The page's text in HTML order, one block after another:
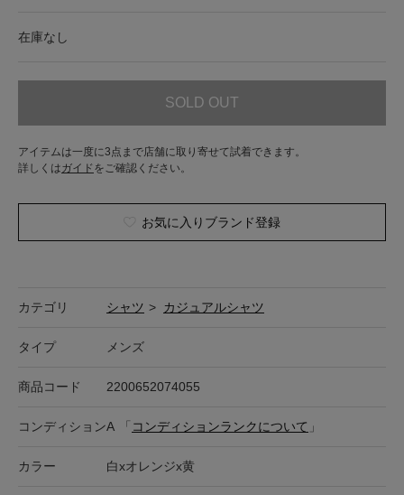
在庫なし
SOLD OUT
アイテムは一度に3点まで店舗に取り寄せて試着できます。
詳しくはガイド をご確認ください。
お気に入りブランド登録
カテゴリ シャツ > カジュアルシャツ
タイプ メンズ
商品コード 2200652074055
コンディションA 「 コンディションランクについて 」
カラー 白xオレンジx黄